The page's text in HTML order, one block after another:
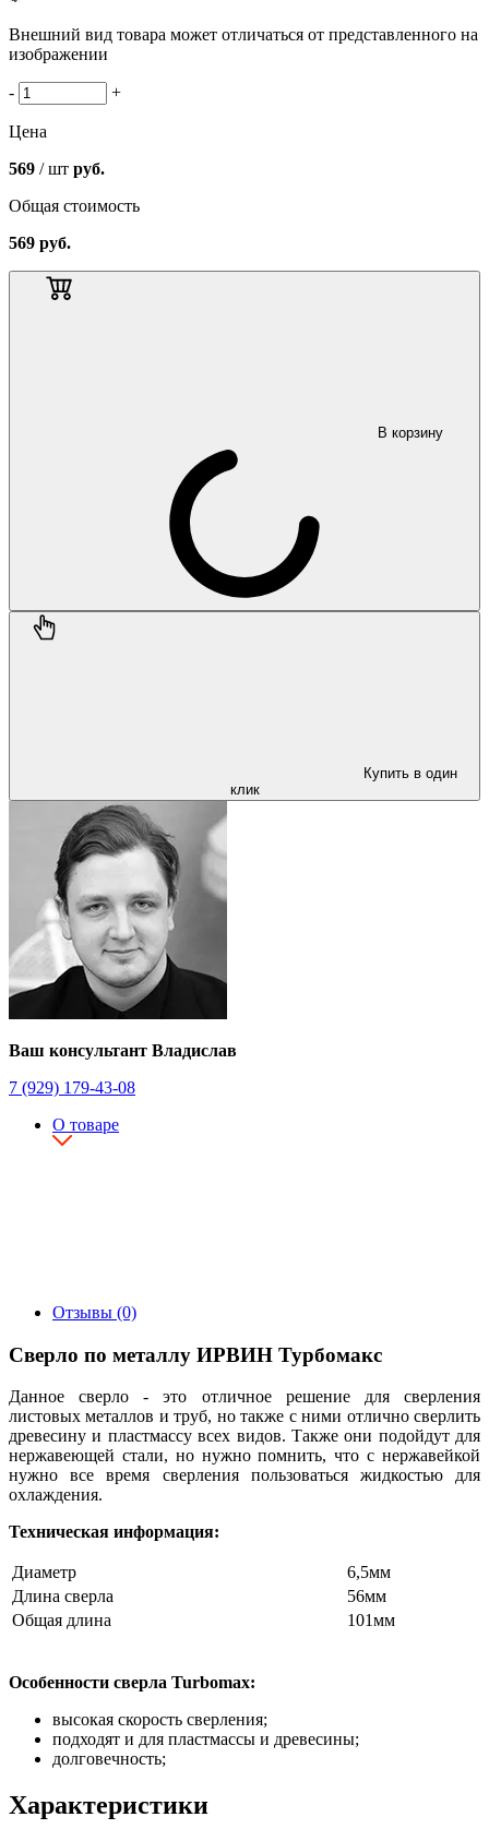
Внешний вид товара может отличаться от представленного на
изображении
- +
Цена
569 / шт руб.
Общая стоимость
569 руб.
В корзину
Купить в один
клик
Ваш консультант Владислав
7 (929) 179-43-08
О товаре
Отзывы (0)
Сверло по металлу ИРВИН Турбомакс
Данное сверло - это отличное решение для сверления
листовых металлов и труб, но также с ними отлично сверлить
древесину и пластмассу всех видов. Также они подойдут для
нержавеющей стали, но нужно помнить, что с нержавейкой
нужно все время сверления пользоваться жидкостью для
охлаждения.
Техническая информация:
Диаметр
6,5мм
Длина сверла
56мм
Общая длина
101мм
Особенности сверла Turbomax:
высокая скорость сверления;
подходят и для пластмассы и древесины;
долговечность;
Характеристики